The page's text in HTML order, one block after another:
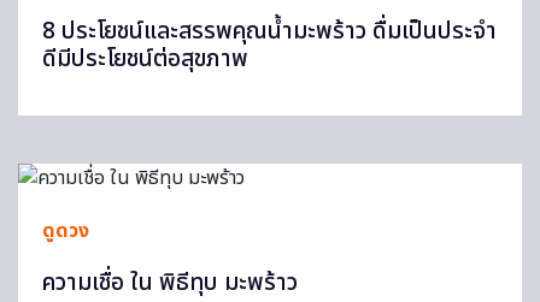
8 ประโยชน์และสรรพคุณน้ำมะพร้าว ดื่มเป็นประจำ
ดีมีประโยชน์ต่อสุขภาพ
ดูดวง
ความเชื่อ ใน พิธีทุบ มะพร้าว